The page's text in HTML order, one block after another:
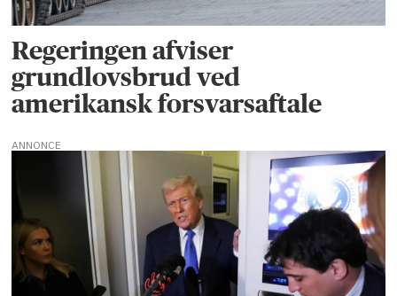
Regeringen afviser
grundlovsbrud ved
amerikansk forsvarsaftale
ANNONCE